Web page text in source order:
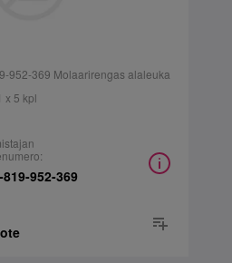
952-369 Molaarirengas alaleuka
x 5 kpl
819-952-369